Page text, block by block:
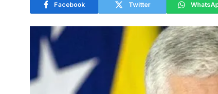
Facebook Twitter